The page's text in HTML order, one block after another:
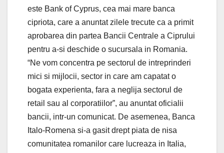
este Bank of Cyprus, cea mai mare banca
cipriota, care a anuntat zilele trecute ca a primit
aprobarea din partea Bancii Centrale a Ciprului
pentru a-si deschide o sucursala in Romania.
“Ne vom concentra pe sectorul de intreprinderi
mici si mijlocii, sector in care am capatat o
bogata experienta, fara a neglija sectorul de
retail sau al corporatiilor”, au anuntat oficialii
bancii, intr-un comunicat. De asemenea, Banca
Italo-Romena si-a gasit drept piata de nisa
comunitatea romanilor care lucreaza in Italia,